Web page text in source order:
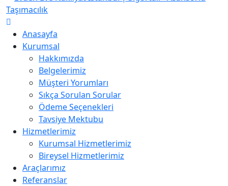
Anasayfa
Kurumsal
Hakkımızda
Belgelerimiz
Müşteri Yorumları
Sıkça Sorulan Sorular
Ödeme Seçenekleri
Tavsiye Mektubu
Hizmetlerimiz
Kurumsal Hizmetlerimiz
Bireysel Hizmetlerimiz
Araçlarımız
Referanslar